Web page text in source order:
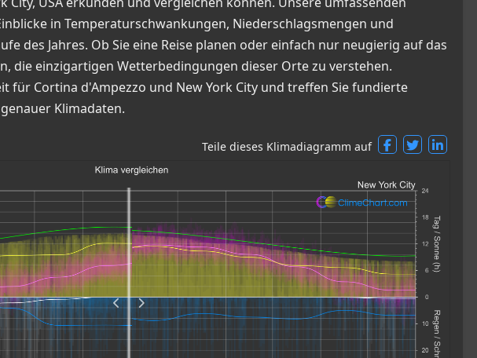
in Temperaturschwankungen, Niederschlagsmengen und
des Jahres. Ob Sie eine Reise planen oder einfach nur neugierig auf das
die einzigartigen Wetterbedingungen dieser Orte zu verstehen.
für Cortina d'Ampezzo und New York City und treffen Sie fundierte
Klimadaten.
Teile dieses Klimadiagramm auf